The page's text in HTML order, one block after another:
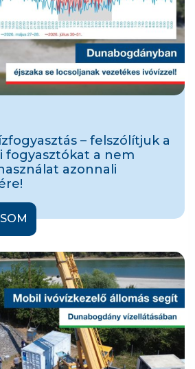
– felszólítjuk a
fogyasztókat a nem
azonnali